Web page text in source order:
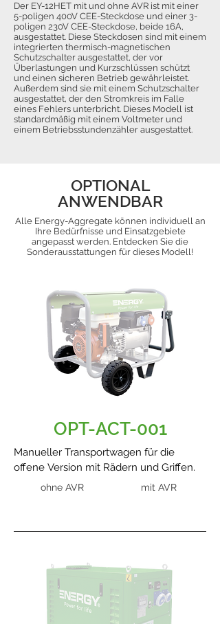
Der EY-12HET mit und ohne AVR ist mit einer
5-poligen 400V CEE-Steckdose und einer 3-
poligen 230V CEE-Steckdose, beide 16A,
ausgestattet. Diese Steckdosen sind mit einem
integrierten thermisch-magnetischen
Schutzschalter ausgestattet, der vor
Überlastungen und Kurzschlüssen schützt
und einen sicheren Betrieb gewährleistet.
Außerdem sind sie mit einem Schutzschalter
ausgestattet, der den Stromkreis im Falle
eines Fehlers unterbricht. Dieses Modell ist
standardmäßig mit einem Voltmeter und
einem Betriebsstundenzähler ausgestattet.
OPTIONAL
ANWENDBAR
Alle Energy-Aggregate können individuell an
Ihre Bedürfnisse und Einsatzgebiete
angepasst werden. Entdecken Sie die
Sonderausstattungen für dieses Modell!
OPT-ACT-001
Manueller Transportwagen für die
offene Version mit Rädern und Griffen.
ohne AVR mit AVR